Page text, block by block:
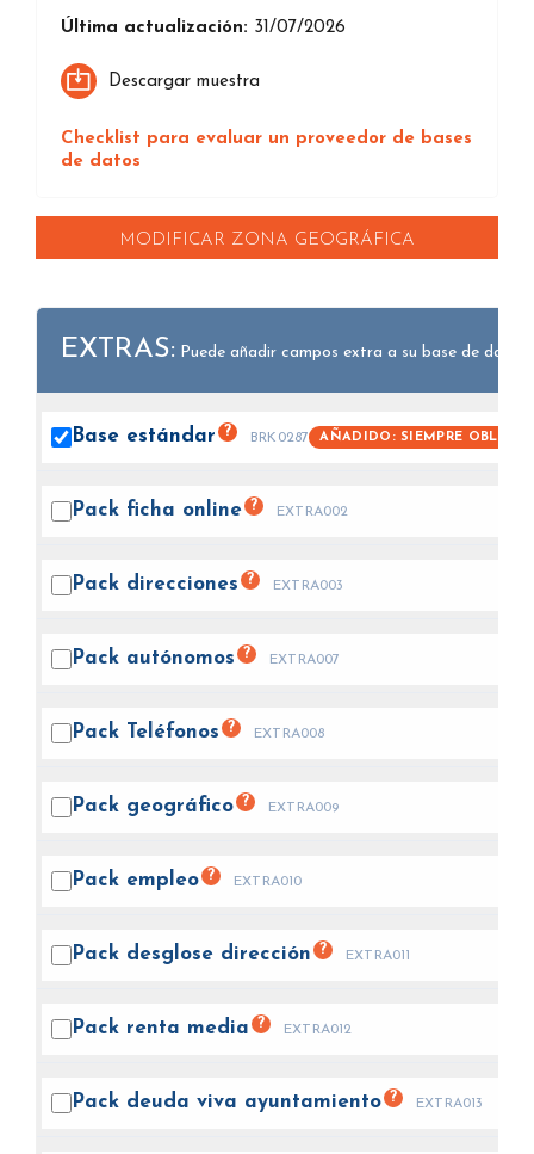
Última actualización: 31/07/2026
Descargar muestra
Checklist para evaluar un proveedor de bases
de datos
MODIFICAR ZONA GEOGRÁFICA
EXTRAS: Puede añadir campos extra a su base de datos.
Base estándar ? BRK0287 AÑADIDO: SIEMPRE
Pack ficha online ? EXTRA002
Pack direcciones ? EXTRA003
Pack autónomos ? EXTRA007
Pack Teléfonos ? EXTRA008
Pack geográfico ? EXTRA009
Pack empleo ? EXTRA010
Pack desglose dirección ? EXTRA011
Pack renta media ? EXTRA012
Pack deuda viva ayuntamiento ? EXTRA013